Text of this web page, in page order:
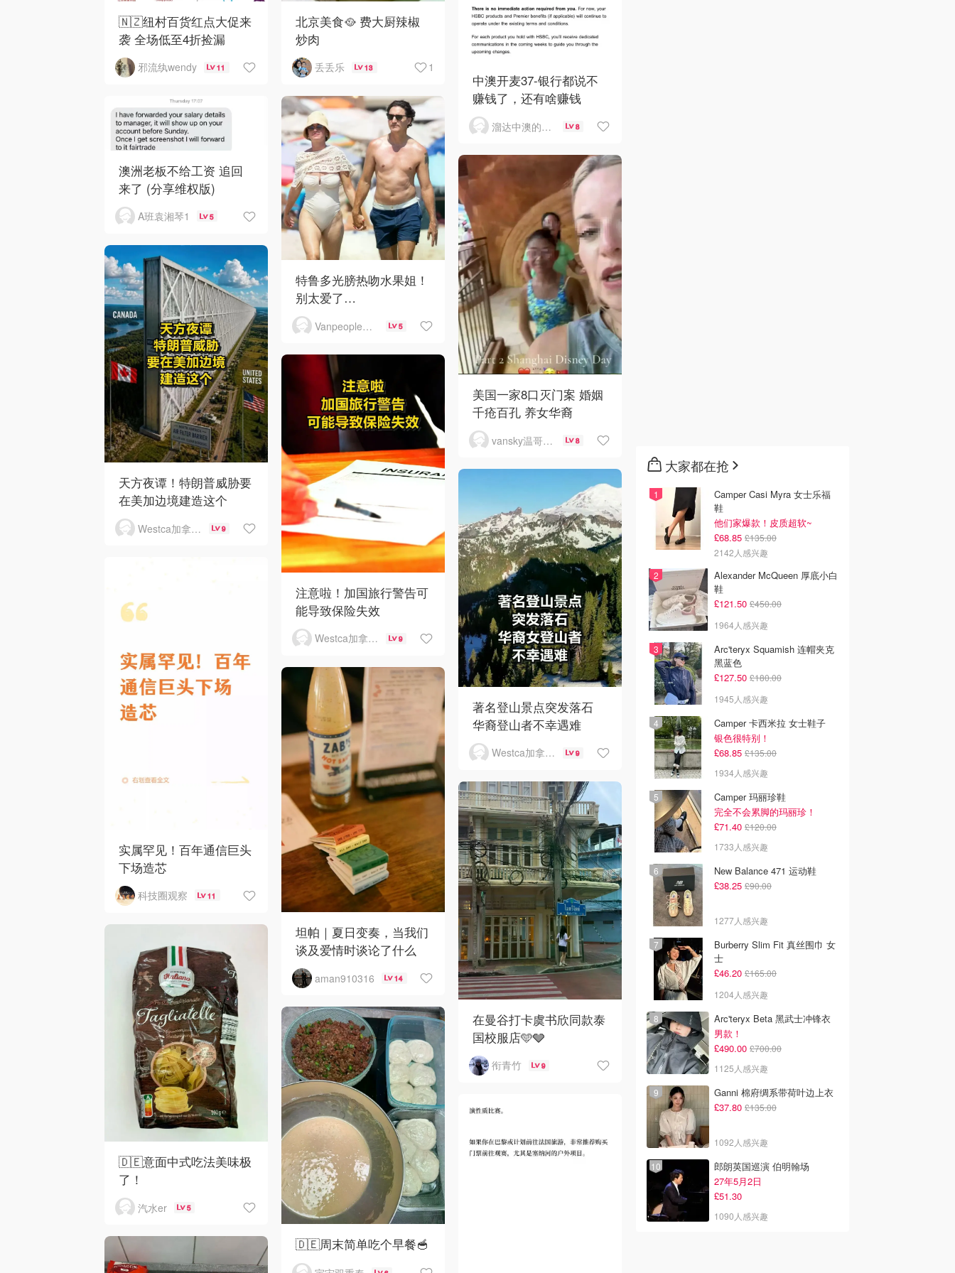
🇳🇿纽村百货红点大促来
袭 全场低至4折捡漏
邪流纨wendy 11
北京美食🥘 费大厨辣椒
炒肉
丢丢乐 13 1
中澳开麦37-银行都说不
赚钱了，还有啥赚钱
溜达中澳的王公子 8
澳洲老板不给工资 追回
来了 (分享维权版)
A班袁湘琴1 5
特鲁多光膀热吻水果姐！
别太爱了…
Vanpeople人在温哥华 5
美国一家8口灭门案 婚姻
千疮百孔 养女华裔
vansky温哥华天空 8
天方夜谭！特朗普威胁要
在美加边境建造这个
Westca加拿大生活 9
注意啦！加国旅行警告可
能导致保险失效
Westca加拿大生活 9
著名登山景点突发落石
华裔登山者不幸遇难
Westca加拿大生活 9
实属罕见！百年通信巨头
下场造芯
科技圈观察 11
坦帕｜夏日变奏，当我们
谈及爱情时谈论了什么
aman910316 14
在曼谷打卡虞书欣同款泰
国校服店🩵🩶
衔青竹 9
🇩🇪意面中式吃法美味极
了！
汽水er 5
🇩🇪周末简单吃个早餐🥣
大家都在抢
Camper Casi Myra 女士乐福
鞋
他们家爆款！皮质超软~
£68.85 £135.00
2142人感兴趣
Alexander McQueen 厚底小白
鞋
£121.50 £450.00
1964人感兴趣
Arc'teryx Squamish 连帽夹克
黑蓝色
£127.50 £180.00
1945人感兴趣
Camper 卡西米拉 女士鞋子
银色很特别！
£68.85 £135.00
1934人感兴趣
Camper 玛丽珍鞋
完全不会累脚的玛丽珍！
£71.40 £120.00
1733人感兴趣
New Balance 471 运动鞋
£38.25 £90.00
1277人感兴趣
Burberry Slim Fit 真丝围巾 女
士
£46.20 £165.00
1204人感兴趣
Arc'teryx Beta 黑武士冲锋衣
男款！
£490.00 £700.00
1125人感兴趣
Ganni 棉府绸系带荷叶边上衣
£37.80 £135.00
1092人感兴趣
郎朗英国巡演 伯明翰场
27年5月2日
£51.30
1090人感兴趣